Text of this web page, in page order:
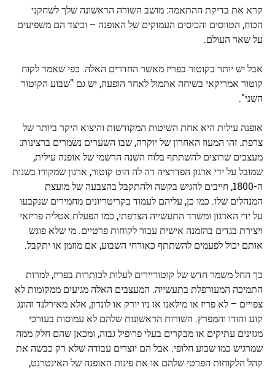
קרא את בדיקת ההתאמה: מושב השורה הראשונה שלך לשחקני
הכוח, הטווסים והכיסים העמוקים של האופנה – וכיצד הם משפיעים
על שאר העולם.
אבל יש יותר בקוטור בפריז מאשר החדרים האלה. כפי שאמר לקוח
קוטור אמריקאי בשיחה אתמול לאחר הופעה, יש גם "שבוע הקוטור
השני".
אופנה עילית היא אחת השיטות המקודשות והיצוא היקר ביותר של
צרפת. זהו המעוז האחרון של יוקרה, שבו השערים נשמרים ברצינות:
מעצבים שרוצים להשתתף בלוח השנה הרשמי של אופנה עילית,
שמובל על ידי ארגון הפדרציה דה לה הוט קוטור, ארגון שמקורו בשנות
ה-1800, חייבים להגיש בקשה ולהתקבל בהצבעה של מועצת
המנהלים שלו. כמו כן, עליהם לעמוד בקריטריונים מחמירים שנקבעו
על ידי הארגון ומשרד התעשייה הצרפתי, כמו הפעלת אטליה פריזאי
ויצירת בגדים בהזמנה אישית עבור לקוחות פרטיים. מי שלא פוגש
אותם יכול לפעמים להשתתף כאורחי השבוע, אם מוזמן או יתקבל.
כך החל משמר חדש של קוטוריירים לעלות לכותרות בפריז, למרות
התמיכה המעורפלת בתעשייה. המעצבים האלה מגיעים ממקומות לא
צפויים – לא פריז או מילאנו או ניו יורק או לונדון, אלא מאירלנד והונג
קונג והודו והמפרץ. השורות הראשונות שלהם לא עמוסות בעורכי
מגזינים עתיקים או מבקרים בעלי פרופיל גבוה, ומכאן שהם חלק ממה
שמרגיש כמו שבוע חלופי. אבל הם יוצרים עבודה שלא רק כבשה את
קהל הלקוחות הפרטי שלהם או את פינות האופנה של האינטרנט,